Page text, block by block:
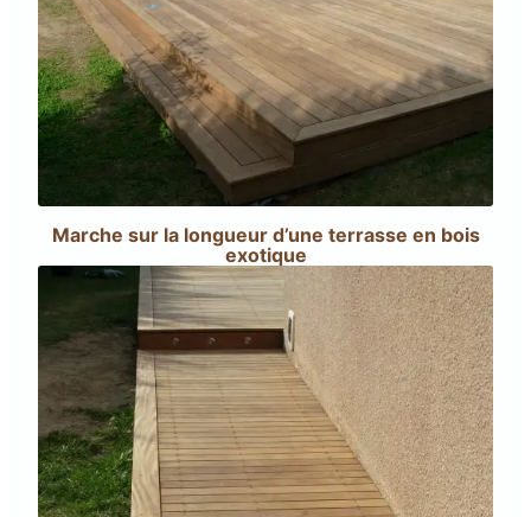
Marche sur la longueur d’une terrasse en bois
exotique